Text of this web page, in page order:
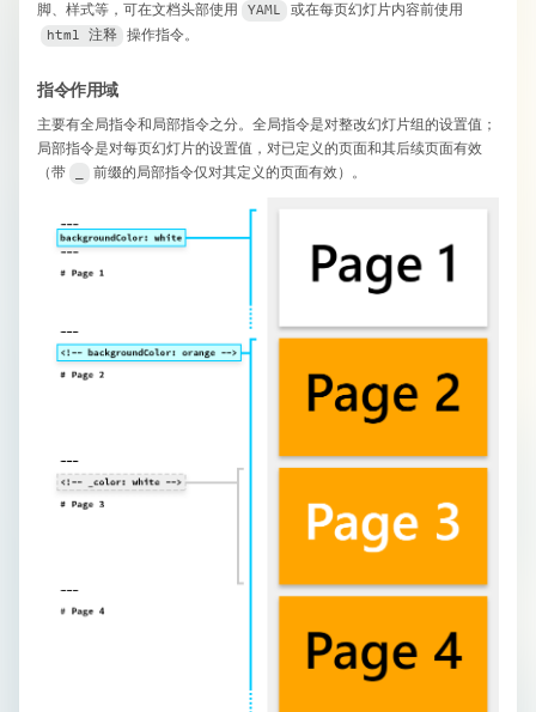
脚、样式等，可在文档头部使用
YAML ​或在每页幻灯片内容前使用
html 注释 ​操作指令。
指令作用域
主要有全局指令和局部指令之分。全局指令是对整改幻灯片组的设置值；
局部指令是对每页幻灯片的设置值，对已定义的页面和其后续页面有效
（带
​前缀的局部指令仅对其定义的页面有效）。